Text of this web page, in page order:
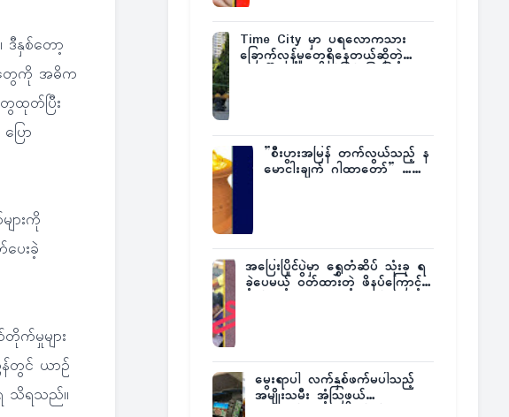
ဒီနှစ်တော့
ေကို အဓိက
ထုတ်ပြီး
ော
ားကို
ေးခဲ့
က်မှုများ
န်တွင် ယာဉ်
ရ သိရသည်။
Time City မှာ ပရလောကသား
ခြောက်လှန့်မှုတွေရှိနေတယ်ဆိုတဲ့
”စီးပွားအမြန် တက်လွယ်သည့် န
မောငါးချက် ဂါထာတော်” ……
အပြေးပြိုင်ပွဲမှာ ရွှေတံဆိပ် သုံးခု ရ
ခဲ့ပေမယ့် ဝတ်ထားတဲ့ ဖိနပ်ကြောင့်
မွေးရာပါ လက်နှစ်ဖက်မပါသည့်
အမျိုးသမီး အံ့သြဖွယ်